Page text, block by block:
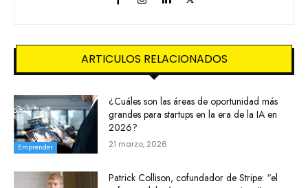
ARTICULOS RELACIONADOS
Emprender
¿Cuáles son las áreas de oportunidad más
grandes para startups en la era de la IA en
2026?
21 marzo, 2026
Patrick Collison, cofundador de Stripe: “el